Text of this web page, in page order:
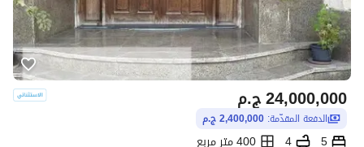
ج.م24,000,000
الدفعة المقدّمة: 2,400,000 ج.م
5
4
400 متر مربع